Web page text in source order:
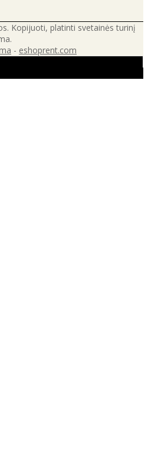
Kopijuoti, platinti svetainės turinį
- eshoprent.com